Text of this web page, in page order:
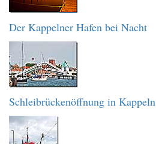
Der Kappelner Hafen bei Nacht
Schleibrückenöffnung in Kappeln